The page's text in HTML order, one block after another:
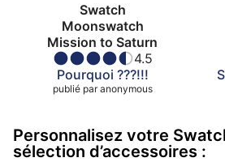
Swatch
Moonswatch
Mission to Saturn
4.5
Pourquoi ???!!!
publié par anonymous
Personnalisez votre
sélection d’accessoires :